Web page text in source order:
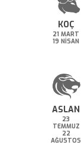
KOÇ
21 MART
19 NİSAN
ASLAN
23
TEMMUZ
22
AĞUSTOS